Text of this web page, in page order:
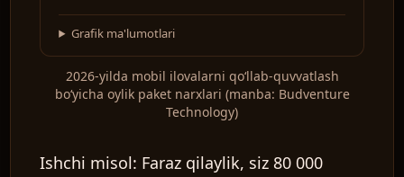
Grafik ma'lumotlari
2026-yilda mobil ilovalarni qoʻllab-quvvatlash
boʻyicha oylik paket narxlari (manba: Budventure
Technology)
Ishchi misol: Faraz qilaylik, siz 80 000